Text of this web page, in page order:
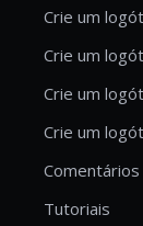
Crie um
Crie um
Crie um
Crie um
Tutoriais